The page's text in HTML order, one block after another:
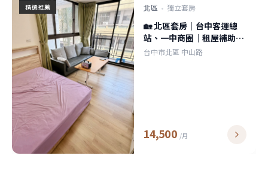
精選推薦 北區 · 獨立套房
🏡 北區套房｜台中客運總
站、一中商圈｜租屋補助、
垃圾處理
台中市北區 中山路
14,500 /月